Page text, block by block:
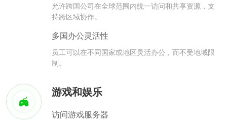
允许跨国公司在全球范围内统一访问和共享资源，支
持跨区域协作。
多国办公灵活性
员工可以在不同国家或地区灵活办公，而不受地域限
制。
游戏和娱乐
访问游戏服务器